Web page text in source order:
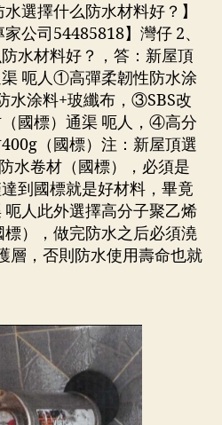
選擇什么防水材料好？】
公司54485818】灣仔 2、
水材料好？，答：新屋頂
呃人①高彈柔韌性防水涂
水涂料+玻纖布，③SBS改
國標）通渠 呃人，④高分
（國標）注：新屋頂選
水卷材（國標），必須是
到國標就是好材料，畢竟
人此外選擇高分子聚乙烯
），做完防水之后必須澆
層，否則防水使用壽命也就